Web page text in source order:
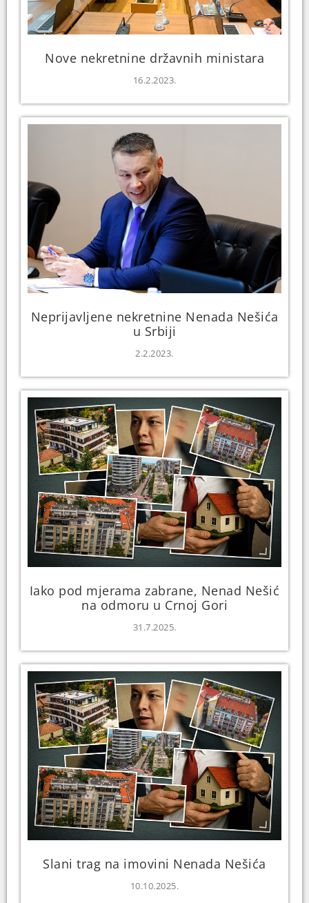
Nove nekretnine državnih ministara
16.2.2023.
Neprijavljene nekretnine Nenada Nešića
u Srbiji
2.2.2023.
Iako pod mjerama zabrane, Nenad Nešić
na odmoru u Crnoj Gori
31.7.2025.
Slani trag na imovini Nenada Nešića
10.10.2025.